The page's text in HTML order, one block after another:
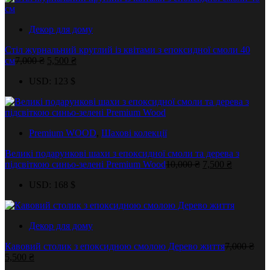
Декор для дому
Стіл журнальний круглий із квітами з епоксидної смоли 40
см7,000₴ Оригінальна
7,000 ₴.
5,500 ₴
USD: 123 $
Premium WOOD Шахові колекції
Великі подарункові шахи з епоксидної смоли та дерева з
підсвіткою синьо-зелені Premium Wood10,000₴ Оригінальна
7,500 ₴
USD: 168 $
Декор для дому
Кавовий столик з епоксидною смолою Дерево життя7,000₴
Оригінальна
5,500 ₴